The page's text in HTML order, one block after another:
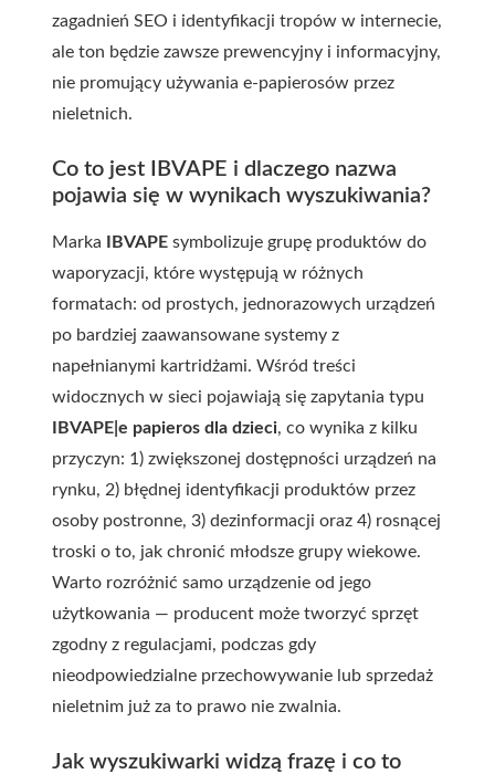
zagadnień SEO i identyfikacji tropów w internecie,
ale ton będzie zawsze prewencyjny i informacyjny,
nie promujący używania e-papierosów przez
nieletnich.
Co to jest IBVAPE i dlaczego nazwa
pojawia się w wynikach wyszukiwania?
Marka IBVAPE symbolizuje grupę produktów do
waporyzacji, które występują w różnych
formatach: od prostych, jednorazowych urządzeń
po bardziej zaawansowane systemy z
napełnianymi kartridżami. Wśród treści
widocznych w sieci pojawiają się zapytania typu
IBVAPE|e papieros dla dzieci, co wynika z kilku
przyczyn: 1) zwiększonej dostępności urządzeń na
rynku, 2) błędnej identyfikacji produktów przez
osoby postronne, 3) dezinformacji oraz 4) rosnącej
troski o to, jak chronić młodsze grupy wiekowe.
Warto rozróżnić samo urządzenie od jego
użytkowania — producent może tworzyć sprzęt
zgodny z regulacjami, podczas gdy
nieodpowiedzialne przechowywanie lub sprzedaż
nieletnim już za to prawo nie zwalnia.
Jak wyszukiwarki widzą frazę i co to